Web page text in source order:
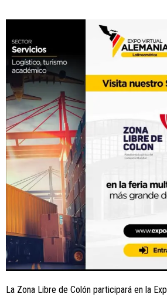
La Zona Libre de Colón participará en la